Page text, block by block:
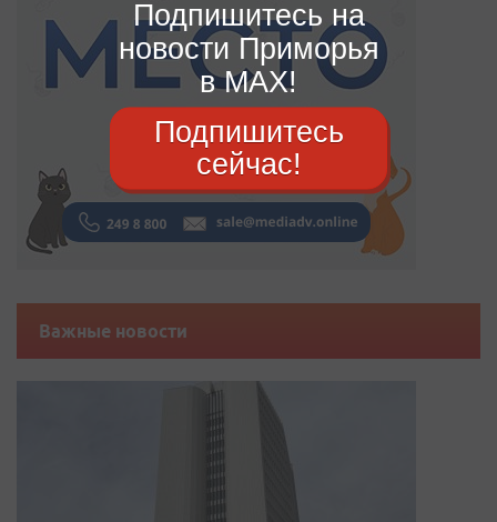
Важные новости
Подпишитесь на
новости Приморья
в MAX!
Подпишитесь
сейчас!